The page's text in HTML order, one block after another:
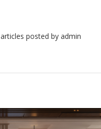
articles posted by admin